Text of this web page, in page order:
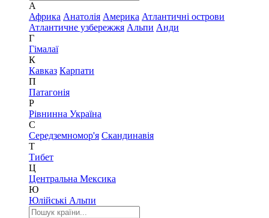
А
Африка Анатолія Америка Атлантичні острови
Атлантичне узбережжя Альпи Анди
Г
Гімалаї
К
Кавказ Карпати
П
Патагонія
Р
Рівнинна Україна
С
Середземномор'я Скандинавія
Т
Тибет
Ц
Центральна Мексика
Ю
Юлійські Альпи